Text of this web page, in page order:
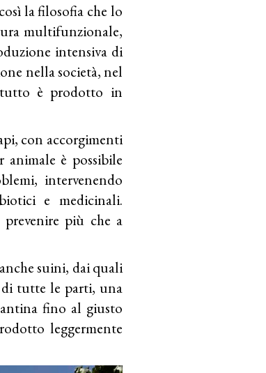
la filosofia che lo
multifunzionale,
intensiva di
nella società, nel
tutto è prodotto in
con accorgimenti
animale è possibile
intervenendo
e medicinali.
più che a
suini, dai quali
di tutte le parti, una
fino al giusto
leggermente